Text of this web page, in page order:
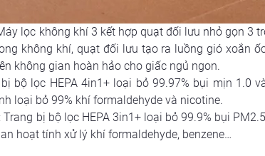
lọc không khí 3 kết hợp quạt đối lưu nhỏ gọn 3
không khí, quạt đối lưu tạo ra luồng gió xoắn
không gian hoàn hảo cho giấc ngủ ngon.
bộ lọc HEPA 4in1+ loại bỏ 99.97% bụi mịn 1.0
loại bỏ 99% khí formaldehyde và nicotine.
: Trang bị bộ lọc HEPA 3in1+ loại bỏ 99.9% bụi
hoạt tính xử lý khí formaldehyde, benzene…